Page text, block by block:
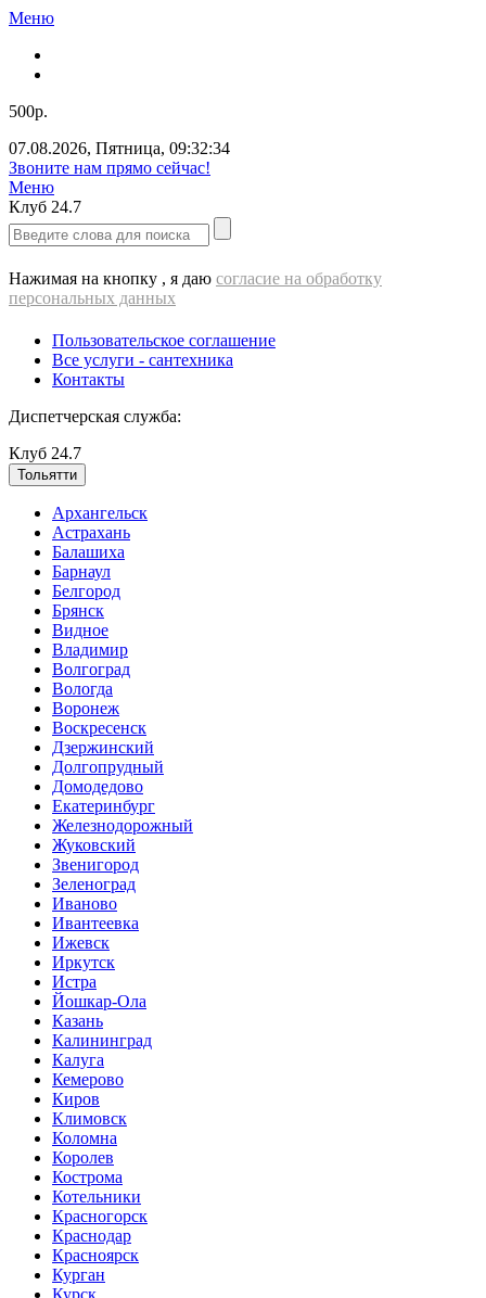
Меню
500р.
07.08.2026, Пятница, 09:32:34
Звоните нам прямо сейчас!
Меню
Клуб 24.7
Нажимая на кнопку , я даю согласие на обработку
персональных данных
Пользовательское соглашение
Все услуги - cантехника
Контакты
Диспетчерская служба:
Клуб 24.7
Тольятти
Архангельск
Астрахань
Балашиха
Барнаул
Белгород
Брянск
Видное
Владимир
Волгоград
Вологда
Воронеж
Воскресенск
Дзержинский
Долгопрудный
Домодедово
Екатеринбург
Железнодорожный
Жуковский
Звенигород
Зеленоград
Иваново
Ивантеевка
Ижевск
Иркутск
Истра
Йошкар-Ола
Казань
Калининград
Калуга
Кемерово
Киров
Климовск
Коломна
Королев
Кострома
Котельники
Красногорск
Краснодар
Красноярск
Курган
Курск